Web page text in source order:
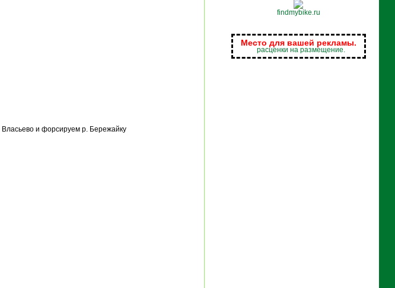
Власьево и форсируем р. Бережайку
findmybike.ru
Место для вашей рекламы.
расценки на размещение.